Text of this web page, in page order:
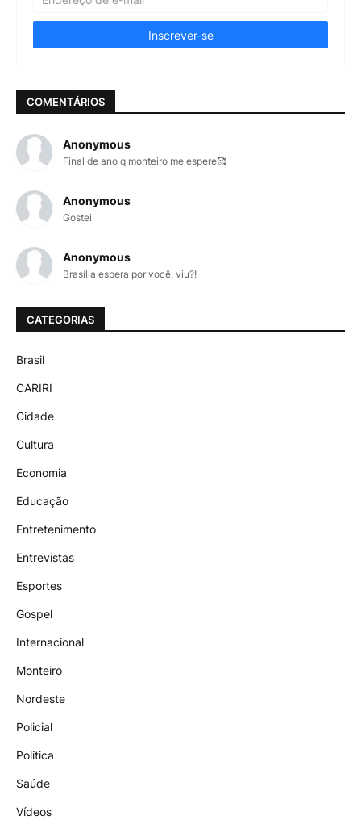
COMENTÁRIOS
Anonymous
Final de ano q monteiro me espere🥰
Anonymous
Gostei
Anonymous
Brasília espera por você, viu?!
CATEGORIAS
Brasil
CARIRI
Cidade
Cultura
Economia
Educação
Entretenimento
Entrevistas
Esportes
Gospel
Internacional
Monteiro
Nordeste
Policial
Politica
Saúde
Vídeos